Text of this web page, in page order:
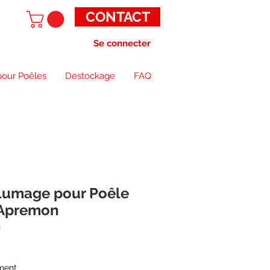
CONTACT
Se connecter
Poêles Destockage FAQ
pour Poêle